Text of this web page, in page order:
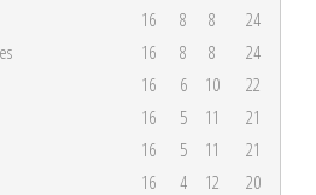
16 8 8
24
16 8 8
24
16 6 10
22
16 5 11
21
16 5 11
21
16 4 12 20